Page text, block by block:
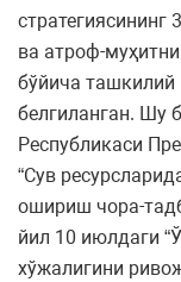
стратегиясининг
ва атроф-
бўйича
белгиланган. Шу
Республикаси
“Сув
ошириш чора-
йил 10 июлдаги
хўжалигини